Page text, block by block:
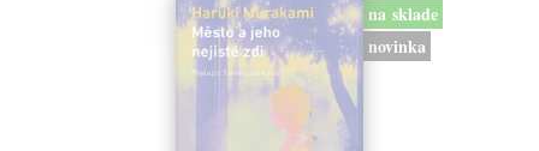
na sklade
novinka